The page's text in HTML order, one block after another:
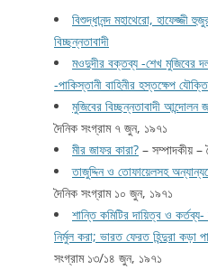
বিশুদ্ধানন্দ মহাথেরো, হাফেজ্জী
বিচ্ছন্নতাবাদী
মওদুদীর বক্তব্য -শেখ মুজিবের দল
-পাকিস্তানী বাহিনীর হস্তক্ষেপ
মুজিবের বিচ্ছন্নতাবাদী আন্দোলন
দৈনিক সংগ্রাম ৭ জুন, ১৯৭১
মীর জাফর কারা? – সম্পাদকীয় –
তাজুদ্দিন ও তোফায়েলসহ
দৈনিক সংগ্রাম ১০ জুন, ১৯৭১
শান্তি কমিটির দায়িত্ব ও কর্তব্য-
নির্মুল করা; ভারত ফেরত হিন্দুরা কড়া
সংগ্রাম ১৩/১৪ জুন, ১৯৭১